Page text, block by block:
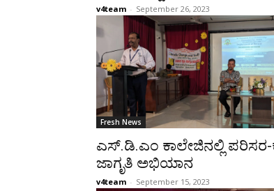
v4team - September 26, 2023
Fresh News
ಎಸ್.ಡಿ.ಎಂ ಕಾಲೇಜಿನಲ್ಲಿ ಪರಿಸರ-
ಜಾಗೃತಿ ಅಭಿಯಾನ
v4team - September 15, 2023